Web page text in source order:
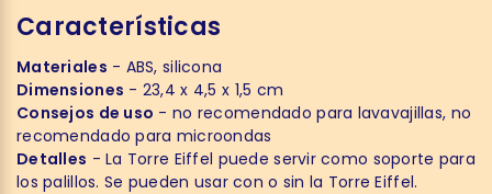
Características
Materiales - ABS, silicona
Dimensiones - 23,4 x 4,5 x 1,5 cm
Consejos de uso - no recomendado para lavavajillas, no
recomendado para microondas
Detalles - La Torre Eiffel puede servir como soporte para
los palillos. Se pueden usar con o sin la Torre Eiffel.